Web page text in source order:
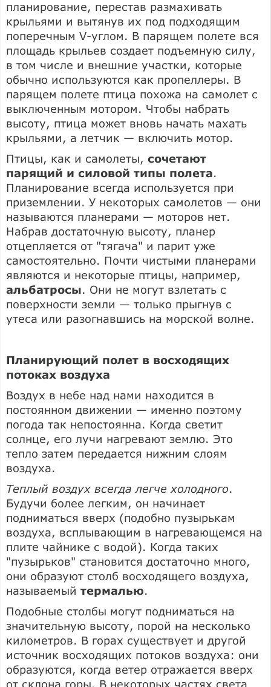
планирование, перестав размахивать
крыльями и вытянув их под подходящим
поперечным V-углом. В парящем полете вся
площадь крыльев создает подъемную силу,
в том числе и внешние участки, которые
обычно используются как пропеллеры. В
парящем полете птица похожа на самолет с
выключенным мотором. Чтобы набрать
высоту, птица может вновь начать махать
крыльями, а летчик — включить мотор.
Птицы, как и самолеты, сочетают
парящий и силовой типы полета.
Планирование всегда используется при
приземлении. У некоторых самолетов — они
называются планерами — моторов нет.
Набрав достаточную высоту, планер
отцепляется от "тягача" и парит уже
самостоятельно. Почти чистыми планерами
являются и некоторые птицы, например,
альбатросы. Они не могут взлетать с
поверхности земли — только прыгнув с
утеса или разогнавшись на морской волне.
Планирующий полет в восходящих
потоках воздуха
Воздух в небе над нами находится в
постоянном движении — именно поэтому
погода так непостоянна. Когда светит
солнце, его лучи нагревают землю. Это
тепло затем передается нижним слоям
воздуха.
Теплый воздух всегда легче холодного.
Будучи более легким, он начинает
подниматься вверх (подобно пузырькам
воздуха, всплывающим в нагревающемся на
плите чайнике с водой). Когда таких
"пузырьков" становится достаточно много,
они образуют столб восходящего воздуха,
называемый термалью.
Подобные столбы могут подниматься на
значительную высоту, порой на несколько
километров. В горах существует и другой
источник восходящих потоков воздуха: они
образуются, когда ветер отражается вверх
от склона горы. В некоторых частях света